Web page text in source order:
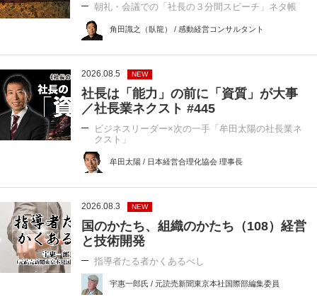
朝礼・会議での「社長の３分間スピーチ」ネタ帳
角田識之（臥龍） / 感動経営コンサルタント
2026.08.5 NEW
社長は「能力」の前に「資質」が大事
／社長業ネクスト #445
ビジネスリーダー×次の一手「牟田太陽の社長業ネ
クスト」
牟田太陽 / 日本経営合理化協会 理事長
2026.08.3 NEW
国のかたち、組織のかたち（108）経営
と技術開発
指導者たる者かくあるべし
宇惠一郎氏 / 元読売新聞東京本社国際部編集委員